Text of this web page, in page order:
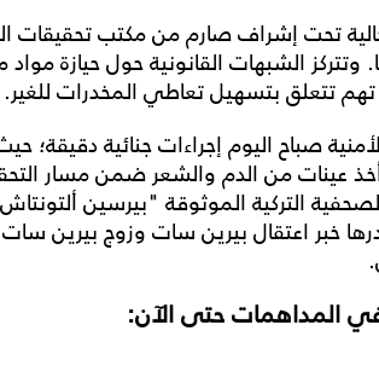
تحت إشراف صارم من مكتب تحقيقات
وتتركز الشبهات القانونية حول حيازة
تتعلق بتسهيل تعاطي المخدرات للغير.
صباح اليوم إجراءات جنائية
عينات من الدم والشعر ضمن مسار
التركية الموثوقة "بيرسين
تصدرها خبر اعتقال بيرين سات وزوج بيرين
المداهمات حتى الآن: